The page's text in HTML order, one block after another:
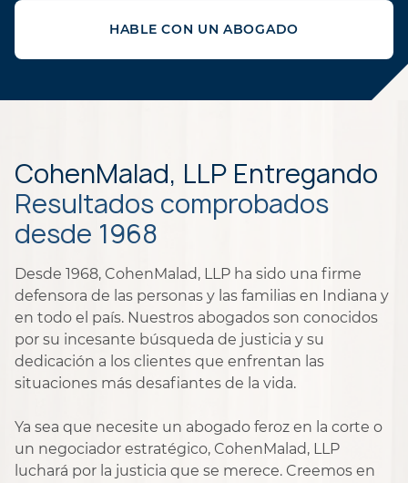
HABLE CON UN ABOGADO
CohenMalad, LLP Entregando
Resultados comprobados
desde 1968
Desde 1968, CohenMalad, LLP ha sido una firme
defensora de las personas y las familias en Indiana y
en todo el país. Nuestros abogados son conocidos
por su incesante búsqueda de justicia y su
dedicación a los clientes que enfrentan las
situaciones más desafiantes de la vida.
Ya sea que necesite un abogado feroz en la corte o
un negociador estratégico, CohenMalad, LLP
luchará por la justicia que se merece. Creemos en